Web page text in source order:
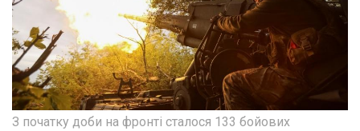
З початку доби на фронті сталося 133 бойових